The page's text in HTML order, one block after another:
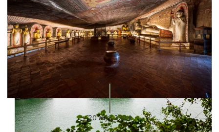
20 avril 2024